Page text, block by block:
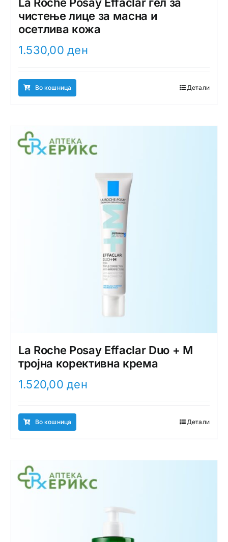
чистење лице за масна и
осетлива кожа
1.530,00ден
Во кошница Детали
La Roche Posay Effaclar Duo + M
тројна корективна крема
1.520,00ден
Во кошница Детали